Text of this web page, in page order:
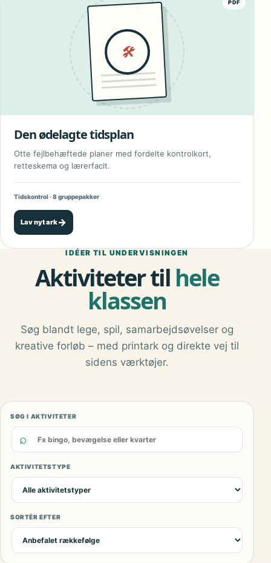
PDF
🛠
Den ødelagte tidsplan
Otte fejlbehæftede planer med fordelte kontrolkort,
retteskema og lærerfacit.
Tidskontrol · 8 gruppepakker
Lav nyt ark→
IDÉER TIL UNDERVISNINGEN
Aktiviteter til hele
klassen
Søg blandt lege, spil, samarbejdsøvelser og
kreative forløb – med printark og direkte vej til
sidens værktøjer.
SØG I AKTIVITETER
⌕
AKTIVITETSTYPE
SORTÉR EFTER